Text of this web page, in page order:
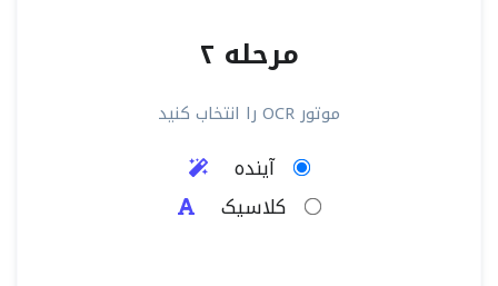
مرحله ۲
موتور OCR را انتخاب کنید
آینده
کلاسیک